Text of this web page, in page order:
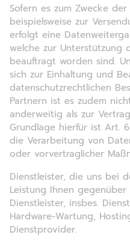
Sofern es zum Zwecke
beispielsweise zur
erfolgt eine
welche zur Unterstützung
beauftragt worden sind.
sich zur Einhaltung und
datenschutzrechtlichen
Partnern ist es zudem
anderweitig als zur
Grundlage hierfür ist Art. 6
die Verarbeitung von
oder vorvertraglicher
Dienstleister, die uns bei
Leistung Ihnen
Dienstleister, insbes.
Hardware-Wartung,
Dienstprovider.